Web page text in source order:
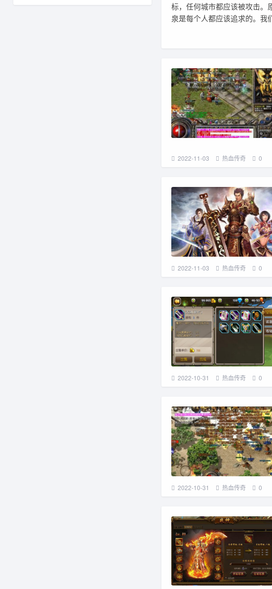
标，任何城市都应该被攻击。
泉是每个人都应该追求的。我
2022-11-03 热血传奇 0
2022-11-03 热血传奇 0
2022-10-31 热血传奇 0
2022-10-31 热血传奇 0